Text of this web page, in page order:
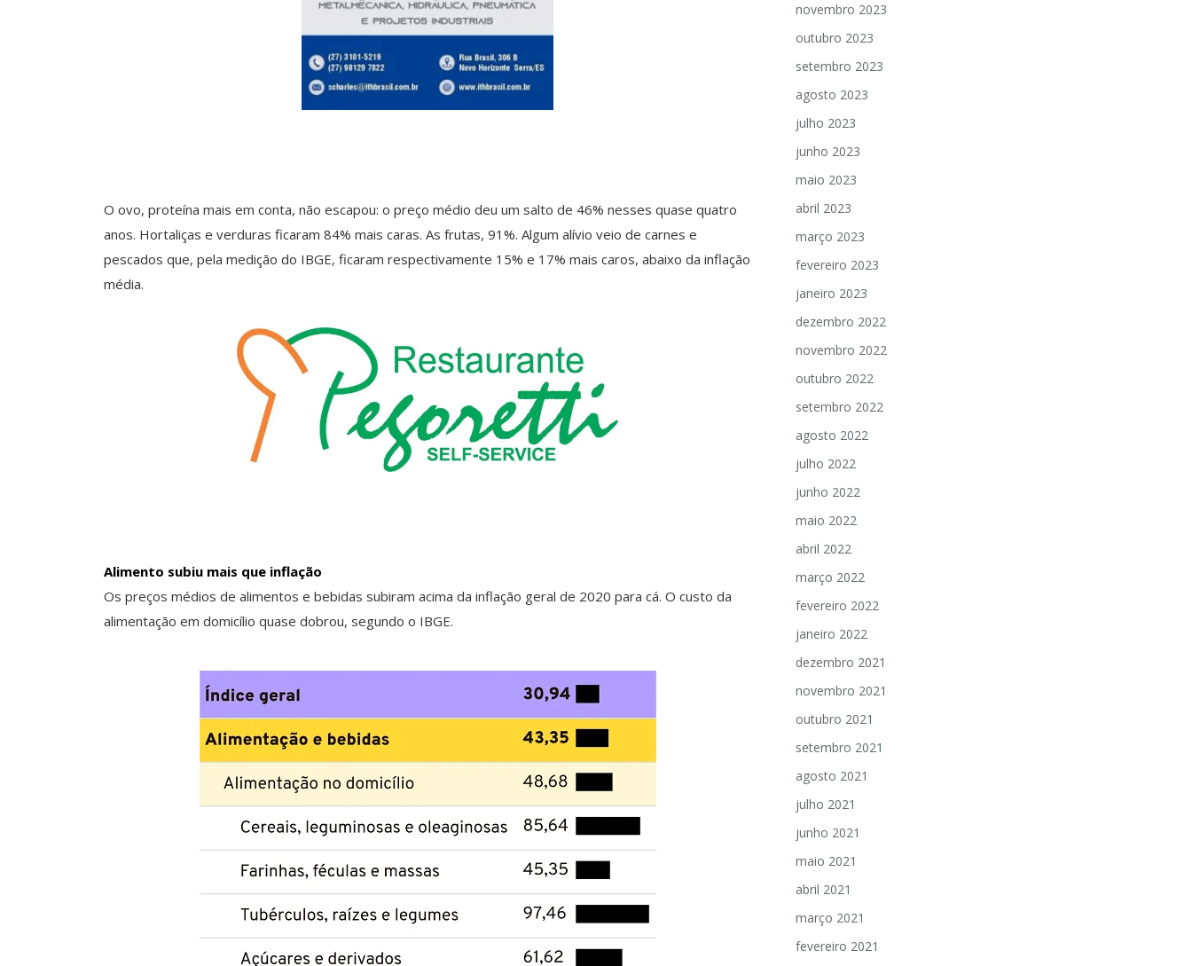
O ovo, proteína mais em conta, não escapou: o preço médio deu um salto de 46% nesses quase quatro
anos. Hortaliças e verduras ficaram 84% mais caras. As frutas, 91%. Algum alívio veio de carnes e
pescados que, pela medição do IBGE, ficaram respectivamente 15% e 17% mais caros, abaixo da inflação
média.
Alimento subiu mais que inflação
Os preços médios de alimentos e bebidas subiram acima da inflação geral de 2020 para cá. O custo da
alimentação em domicílio quase dobrou, segundo o IBGE.
novembro 2023
outubro 2023
setembro 2023
agosto 2023
julho 2023
junho 2023
maio 2023
abril 2023
março 2023
fevereiro 2023
janeiro 2023
dezembro 2022
novembro 2022
outubro 2022
setembro 2022
agosto 2022
julho 2022
junho 2022
maio 2022
abril 2022
março 2022
fevereiro 2022
janeiro 2022
dezembro 2021
novembro 2021
outubro 2021
setembro 2021
agosto 2021
julho 2021
junho 2021
maio 2021
abril 2021
março 2021
fevereiro 2021